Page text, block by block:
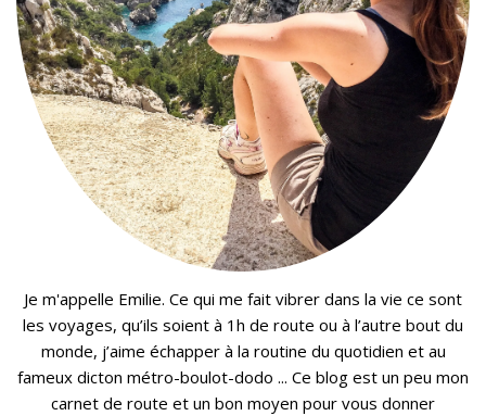
Je m'appelle Emilie. Ce qui me fait vibrer dans la vie ce sont
les voyages, qu’ils soient à 1h de route ou à l’autre bout du
monde, j’aime échapper à la routine du quotidien et au
fameux dicton métro-boulot-dodo ... Ce blog est un peu mon
carnet de route et un bon moyen pour vous donner